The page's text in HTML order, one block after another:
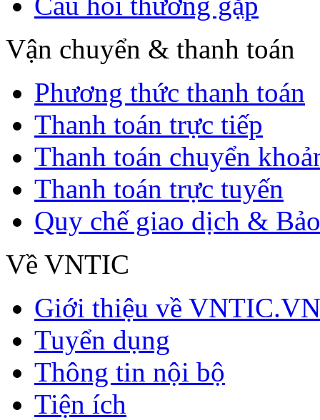
Vận chuyển & thanh toán
Phương thức thanh toán
Thanh toán trực tiếp
Thanh toán chuyển
Thanh toán trực tuyến
Quy chế giao dịch &
Về VNTIC
Giới thiệu về VNTIC.VN
Tuyển dụng
Thông tin nội bộ
Tiện ích